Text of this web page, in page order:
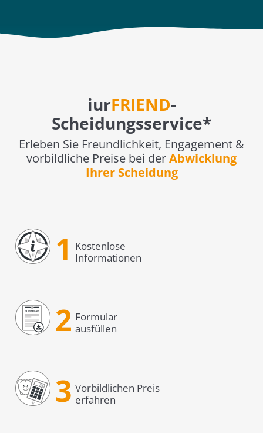
iurFRIEND-
Scheidungsservice*
Erleben Sie Freundlichkeit, Engagement &
vorbildliche Preise bei derAbwicklung
Ihrer Scheidung
1
Kostenlose
Informationen
2 Formular
ausfüllen
3 Vorbildlichen Preis
erfahren